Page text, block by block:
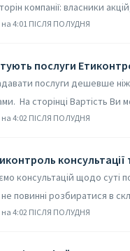
компанії: власники
на 4:01 ПІСЛЯ ПОЛУДНЯ
послуги
послуги дешевше ніж
На сторінці Вартість Ви
на 4:02 ПІСЛЯ ПОЛУДНЯ
консультацій щодо суті
повинні розбиратися в
на 4:02 ПІСЛЯ ПОЛУДНЯ